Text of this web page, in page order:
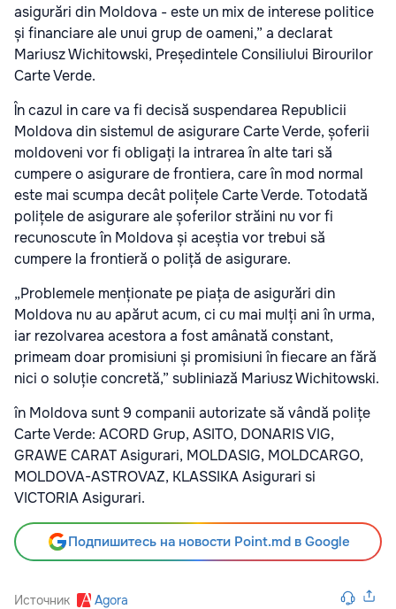
asigurări din Moldova - este un mix de interese politice
și financiare ale unui grup de oameni,” a declarat
Mariusz Wichitowski, Președintele Consiliului Birourilor
Carte Verde.
În cazul in care va fi decisă suspendarea Republicii
Moldova din sistemul de asigurare Carte Verde, șoferii
moldoveni vor fi obligați la intrarea în alte tari să
cumpere o asigurare de frontiera, care în mod normal
este mai scumpa decât polițele Carte Verde. Totodată
polițele de asigurare ale șoferilor străini nu vor fi
recunoscute în Moldova și aceștia vor trebui să
cumpere la frontieră o poliță de asigurare.
„Problemele menționate pe piața de asigurări din
Moldova nu au apărut acum, ci cu mai mulți ani în urma,
iar rezolvarea acestora a fost amânată constant,
primeam doar promisiuni și promisiuni în fiecare an fără
nici o soluție concretă,” subliniază Mariusz Wichitowski.
în Moldova sunt 9 companii autorizate să vândă polițe
Carte Verde: ACORD Grup, ASITO, DONARIS VIG,
GRAWE CARAT Asigurari, MOLDASIG, MOLDCARGO,
MOLDOVA-ASTROVAZ, KLASSIKA Asigurari si
VICTORIA Asigurari.
Подпишитесь на новости Point.md в Google
Источник Agora